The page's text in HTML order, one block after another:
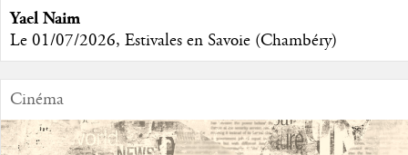
Yael Naim
Le 01/07/2026, Estivales en Savoie (Chambéry)
Cinéma